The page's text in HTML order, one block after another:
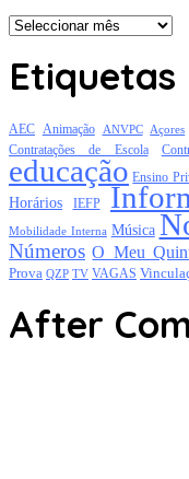
Arquivo
Etiquetas
AEC Animação ANVPC Açores
Contratações de Escola
educação Ensino
Horários IEFP
Mobilidade Interna Música
Números O Meu
Prova QZP TV VAGAS
After